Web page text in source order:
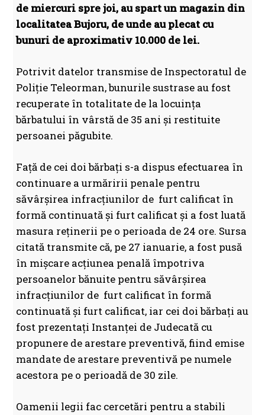
de miercuri spre joi, au spart un magazin din
localitatea Bujoru, de unde au plecat cu
bunuri de aproximativ 10.000 de lei.
Potrivit datelor transmise de Inspectoratul de
Poliție Teleorman, bunurile sustrase au fost
recuperate în totalitate de la locuința
bărbatului în vârstă de 35 ani și restituite
persoanei păgubite.
Față de cei doi bărbați s-a dispus efectuarea în
continuare a urmăririi penale pentru
săvârșirea infracțiunilor de furt calificat în
formă continuată și furt calificat și a fost luată
masura reţinerii pe o perioada de 24 ore. Sursa
citată transmite că, pe 27 ianuarie, a fost pusă
în mișcare acțiunea penală împotriva
persoanelor bănuite pentru săvârșirea
infracțiunilor de furt calificat în formă
continuată și furt calificat, iar cei doi bărbați au
fost prezentați Instanței de Judecată cu
propunere de arestare preventivă, fiind emise
mandate de arestare preventivă pe numele
acestora pe o perioadă de 30 zile.
Oamenii legii fac cercetări pentru a stabili